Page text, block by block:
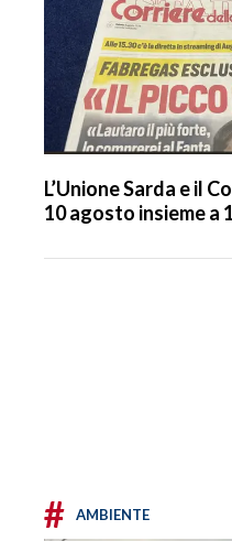
L’Unione Sarda e il
10 agosto insieme a
# AMBIENTE